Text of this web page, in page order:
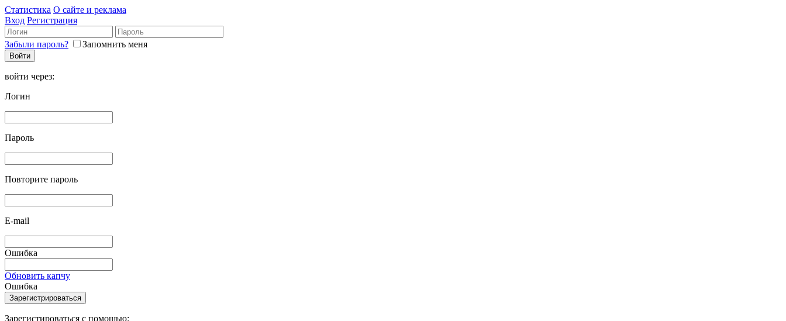
Статистика О сайте и реклама
Вход Регистрация
Забыли пароль? Запомнить меня
войти через:
Логин
Пароль
Повторите пароль
E-mail
Ошибка
Обновить капчу
Ошибка
Зарегистироваться с помощью: